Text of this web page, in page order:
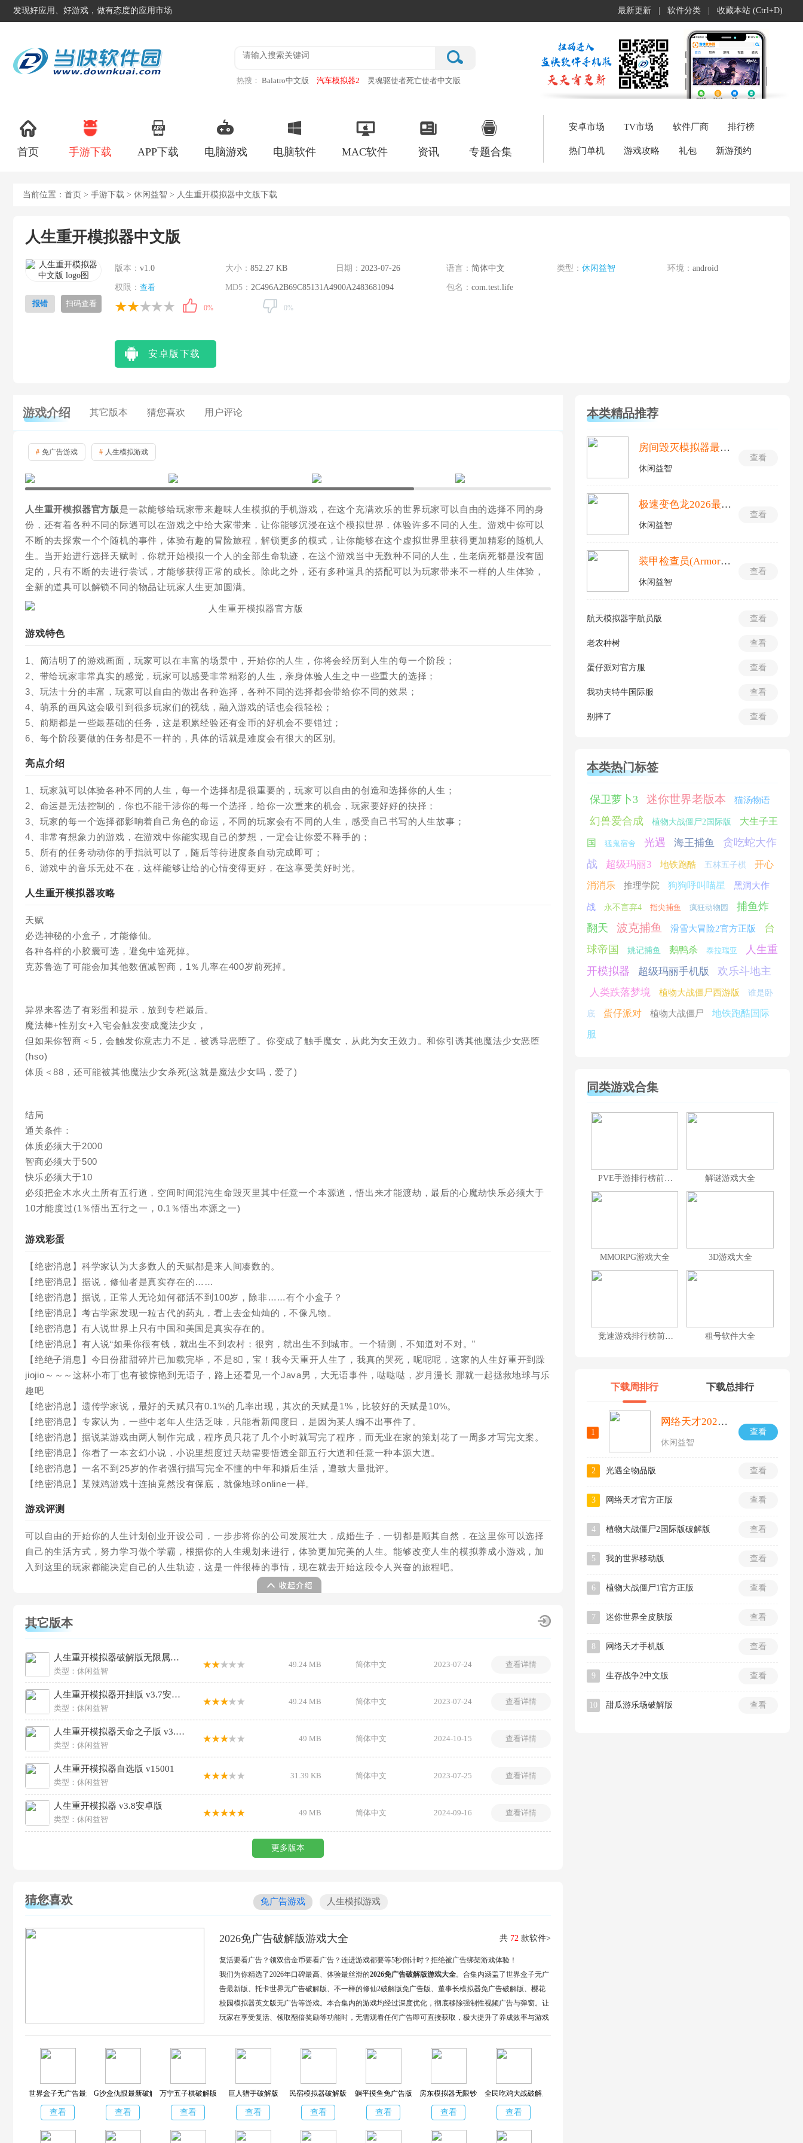
发现好应用、好游戏，做有态度的应用市场 最新更新 软件分类 收藏本站 (Ctrl+D)
热搜： Balatro中文版 汽车模拟器2
灵魂驱使者死亡使者中文版
首页 手游下载 APP下载 电脑游戏 电脑软件 MAC软件 资讯 专题合集
安卓市场 TV市场 软件厂商 排行榜
热门单机 游戏攻略 礼包 新游预约
当前位置： 首页 > 手游下载 > 休闲益智 > 人生重开模拟器中文版下载
人生重开模拟器中文版
报错 扫码查看
版本： v1.0 大小： 852.27 KB 日期： 2023-07-26 语言： 简体中文 类型： 休闲益智 环境： android
权限： 查看 MD5： 2C496A2B69C85131A4900A2483681094 包名： com.test.life
0% 0%
安卓版下载
游戏介绍 其它版本 猜您喜欢 用户评论
# 免广告游戏 # 人生模拟游戏
人生重开模拟器官方版是一款能够给玩家带来趣味人生模拟的手机游戏，在这个充满欢乐的世界玩家可以自由的选择不同的身
份，还有着各种不同的际遇可以在游戏之中给大家带来，让你能够沉浸在这个模拟世界，体验许多不同的人生。游戏中你可以
不断的去探索一个个随机的事件，体验有趣的冒险旅程，解锁更多的模式，让你能够在这个虚拟世界里获得更加精彩的随机人
生。当开始进行选择天赋时，你就开始模拟一个人的全部生命轨迹，在这个游戏当中无数种不同的人生，生老病死都是没有固
定的，只有不断的去进行尝试，才能够获得正常的成长。除此之外，还有多种道具的搭配可以为玩家带来不一样的人生体验，
全新的道具可以解锁不同的物品让玩家人生更加圆满。
游戏特色
1、简洁明了的游戏画面，玩家可以在丰富的场景中，开始你的人生，你将会经历到人生的每一个阶段；
2、带给玩家非常真实的感觉，玩家可以感受非常精彩的人生，亲身体验人生之中一些重大的选择；
3、玩法十分的丰富，玩家可以自由的做出各种选择，各种不同的选择都会带给你不同的效果；
4、萌系的画风这会吸引到很多玩家们的视线，融入游戏的话也会很轻松；
5、前期都是一些最基础的任务，这是积累经验还有金币的好机会不要错过；
6、每个阶段要做的任务都是不一样的，具体的话就是难度会有很大的区别。
亮点介绍
1、玩家就可以体验各种不同的人生，每一个选择都是很重要的，玩家可以自由的创造和选择你的人生；
2、命运是无法控制的，你也不能干涉你的每一个选择，给你一次重来的机会，玩家要好好的抉择；
3、玩家的每一个选择都影响着自己角色的命运，不同的玩家会有不同的人生，感受自己书写的人生故事；
4、非常有想象力的游戏，在游戏中你能实现自己的梦想，一定会让你爱不释手的；
5、所有的任务动动你的手指就可以了，随后等待进度条自动完成即可；
6、游戏中的音乐无处不在，这样能够让给的心情变得更好，在这享受美好时光。
人生重开模拟器攻略
天赋
必选神秘的小盒子，才能修仙。
各种各样的小胶囊可选，避免中途死掉。
克苏鲁选了可能会加其他数值减智商，1％几率在400岁前死掉。
异界来客选了有彩蛋和提示，放到专栏最后。
魔法棒+性别女+入宅会触发变成魔法少女，
但如果你智商＜5，会触发你意志力不足，被诱导恶堕了。你变成了触手魔女，从此为女王效力。和你引诱其他魔法少女恶堕
(hso)
体质＜88，还可能被其他魔法少女杀死(这就是魔法少女吗，爱了)
结局
通关条件：
体质必须大于2000
智商必须大于500
快乐必须大于10
必须把金木水火土所有五行道，空间时间混沌生命毁灭里其中任意一个本源道，悟出来才能渡劫，最后的心魔劫快乐必须大于
10才能度过(1％悟出五行之一，0.1％悟出本源之一)
游戏彩蛋
【绝密消息】科学家认为大多数人的天赋都是来人间凑数的。
【绝密消息】据说，修仙者是真实存在的……
【绝密消息】据说，正常人无论如何都活不到100岁，除非……有个小盒子？
【绝密消息】考古学家发现一粒古代的药丸，看上去金灿灿的，不像凡物。
【绝密消息】有人说世界上只有中国和美国是真实存在的。
【绝密消息】有人说“如果你很有钱，就出生不到农村；很穷，就出生不到城市。一个猜测，不知道对不对。”
【绝绝子消息】今日份甜甜碎片已加载完毕，不是8⃣️，宝！我今天重开人生了，我真的哭死，呢呢呢，这家的人生好重开到跺
jiojio～～～这杯小布丁也有被惊艳到无语子，路上还看见一个Java男，大无语事件，哒哒哒，岁月漫长 那就一起拯救地球与乐
趣吧
【绝密消息】遗传学家说，最好的天赋只有0.1%的几率出现，其次的天赋是1%，比较好的天赋是10%。
【绝密消息】专家认为，一些中老年人生活乏味，只能看新闻度日，是因为某人编不出事件了。
【绝密消息】据说某游戏由两人制作完成，程序员只花了几个小时就写完了程序，而无业在家的策划花了一周多才写完文案。
【绝密消息】你看了一本玄幻小说，小说里想度过天劫需要悟透全部五行大道和任意一种本源大道。
【绝密消息】一名不到25岁的作者强行描写完全不懂的中年和婚后生活，遭致大量批评。
【绝密消息】某辣鸡游戏十连抽竟然没有保底，就像地球online一样。
游戏评测
可以自由的开始你的人生计划创业开设公司，一步步将你的公司发展壮大，成婚生子，一切都是顺其自然，在这里你可以选择
自己的生活方式，努力学习做个学霸，根据你的人生规划来进行，体验更加完美的人生。能够改变人生的模拟养成小游戏，加
入到这里的玩家都能决定自己的人生轨迹，这是一件很棒的事情，现在就去开始这段令人兴奋的旅程吧。
其它版本
人生重开模拟器破解版无限属性 v3.7安卓版
类型： 休闲益智
49.24 MB 简体中文 2023-07-24 查看详情
人生重开模拟器开挂版 v3.7安卓版
类型： 休闲益智
49.24 MB 简体中文 2023-07-24 查看详情
人生重开模拟器天命之子版 v3.8安卓版
类型： 休闲益智
49 MB 简体中文 2024-10-15 查看详情
人生重开模拟器自选版 v15001
类型： 休闲益智
31.39 KB 简体中文 2023-07-25 查看详情
人生重开模拟器 v3.8安卓版
类型： 休闲益智
49 MB 简体中文 2024-09-16 查看详情
更多版本
猜您喜欢 免广告游戏 人生模拟游戏
2026免广告破解版游戏大全 共 72 款软件>
复活要看广告？领双倍金币要看广告？连进游戏都要等5秒倒计时？拒绝被广告绑架游戏体验！
我们为你精选了2026年口碑最高、体验最丝滑的2026免广告破解版游戏大全。合集内涵盖了世界盒子无广
告最新版、托卡世界无广告破解版、不一样的修仙2破解版免广告版、董事长模拟器免广告破解版、樱花
校园模拟器英文版无广告等游戏。本合集内的游戏均经过深度优化，彻底移除强制性视频广告与弹窗。让
玩家在享受复活、领取翻倍奖励等功能时，无需观看任何广告即可直接获取，极大提升了养成效率与游戏
世界盒子无广告最新版
查看
G沙盒仇恨最新破解版
查看
万宁五子棋破解版
查看
巨人猎手破解版
查看
民宿模拟器破解版无限金币免广告
查看
躺平摸鱼免广告版
查看
房东模拟器无限钞票版
查看
全民吃鸡大战破解版无限金币
查看
本类精品推荐
查看
房间毁灭模拟器最新版
休闲益智
查看
极速变色龙2026最新版
休闲益智
查看
装甲检查员(Armor Inspector)
休闲益智
查看
航天模拟器宇航员版
查看
老农种树
查看
蛋仔派对官方服
查看
我功夫特牛国际服
查看
别摔了
本类热门标签
保卫萝卜3 迷你世界老版本 猫汤物语
幻兽爱合成 植物大战僵尸2国际版 大生子王
国 猛鬼宿舍 光遇 海王捕鱼
贪吃蛇大作
战
超级玛丽3 地铁跑酷 五林五子棋 开心
消消乐 推理学院 狗狗呼叫喵星 黑洞大作
战 永不言弃4 指尖捕鱼 疯狂动物园
捕鱼炸
翻天
波克捕鱼 滑雪大冒险2官方正版
台
球帝国
姚记捕鱼 鹅鸭杀 泰拉瑞亚
人生重
开模拟器
超级玛丽手机版 欢乐斗地主
人类跌落梦境 植物大战僵尸西游版 谁是卧
底 蛋仔派对 植物大战僵尸 地铁跑酷国际
服
同类游戏合集
PVE手游排行榜前十名 解谜游戏大全
MMORPG游戏大全 3D游戏大全
竞速游戏排行榜前十名 租号软件大全
下载周排行 下载总排行
1 查看
网络天才2026最新版
休闲益智
2 查看
光遇全物品版
3 查看
网络天才官方正版
4 查看
植物大战僵尸2国际版破解版
5 查看
我的世界移动版
6 查看
植物大战僵尸1官方正版
7 查看
迷你世界全皮肤版
8 查看
网络天才手机版
9 查看
生存战争2中文版
10 查看
甜瓜游乐场破解版